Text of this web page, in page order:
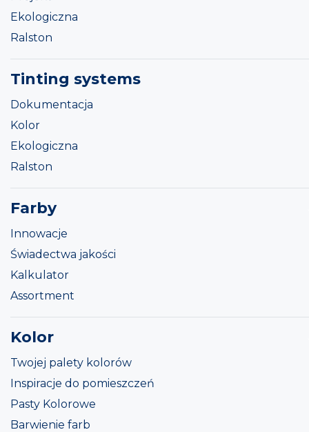
Ekologiczna
Ralston
Tinting systems
Dokumentacja
Kolor
Ekologiczna
Ralston
Farby
Innowacje
Świadectwa jakości
Kalkulator
Assortment
Kolor
Twojej palety kolorów
Inspiracje do pomieszczeń
Pasty Kolorowe
Barwienie farb